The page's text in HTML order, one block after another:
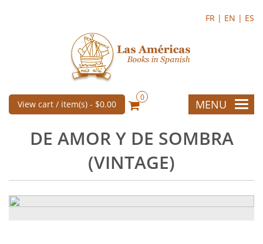
FR | EN | ES
View cart / item(s) - $0.00
0
MENU
DE AMOR Y DE SOMBRA
(VINTAGE)